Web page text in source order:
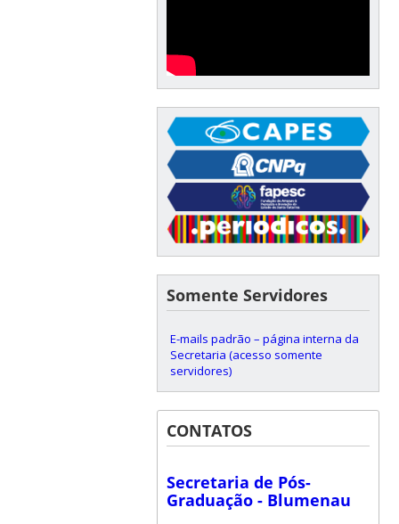
Somente Servidores
E-mails padrão – página interna da
Secretaria (acesso somente
servidores)
CONTATOS
Secretaria de Pós-
Graduação - Blumenau